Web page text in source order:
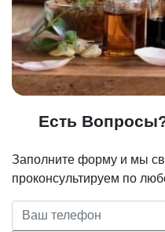
Есть
Заполните форму и мы
проконсультируем по